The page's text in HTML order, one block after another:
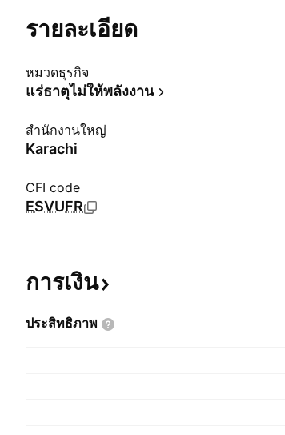
รายละเอียด
หมวดธุรกิจ
แร่ธาตุไม่ให้พลังงาน
สำนักงานใหญ่
Karachi
CFI code
ESVUFR
การเงิน
ประสิทธิภาพ